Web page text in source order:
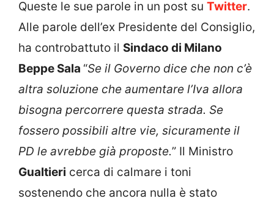
Queste le sue parole in un post su Twitter.
Alle parole dell’ex Presidente del Consiglio,
ha controbattuto il Sindaco di Milano
Beppe Sala “Se il Governo dice che non c’è
altra soluzione che aumentare l’Iva allora
bisogna percorrere questa strada. Se
fossero possibili altre vie, sicuramente il
PD le avrebbe già proposte.” Il Ministro
Gualtieri cerca di calmare i toni
sostenendo che ancora nulla è stato